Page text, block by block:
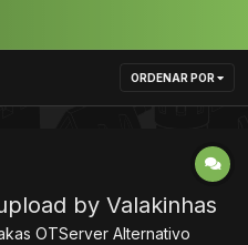
ORDENAR POR
by Valakinhas
OTServer Alternativo